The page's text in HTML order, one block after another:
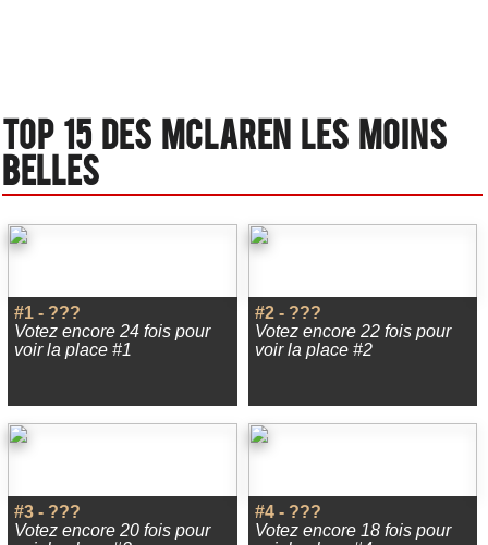
Top 15 des Mclaren les moins
belles
#1 - ???
Votez encore 24 fois pour
voir la place #1
#2 - ???
Votez encore 22 fois pour
voir la place #2
#3 - ???
Votez encore 20 fois pour
#4 - ???
Votez encore 18 fois pour